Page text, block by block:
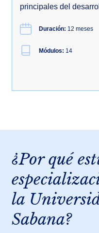
principales del
Duración: 12 meses
Módulos: 14
¿Por qué
la
Sabana?